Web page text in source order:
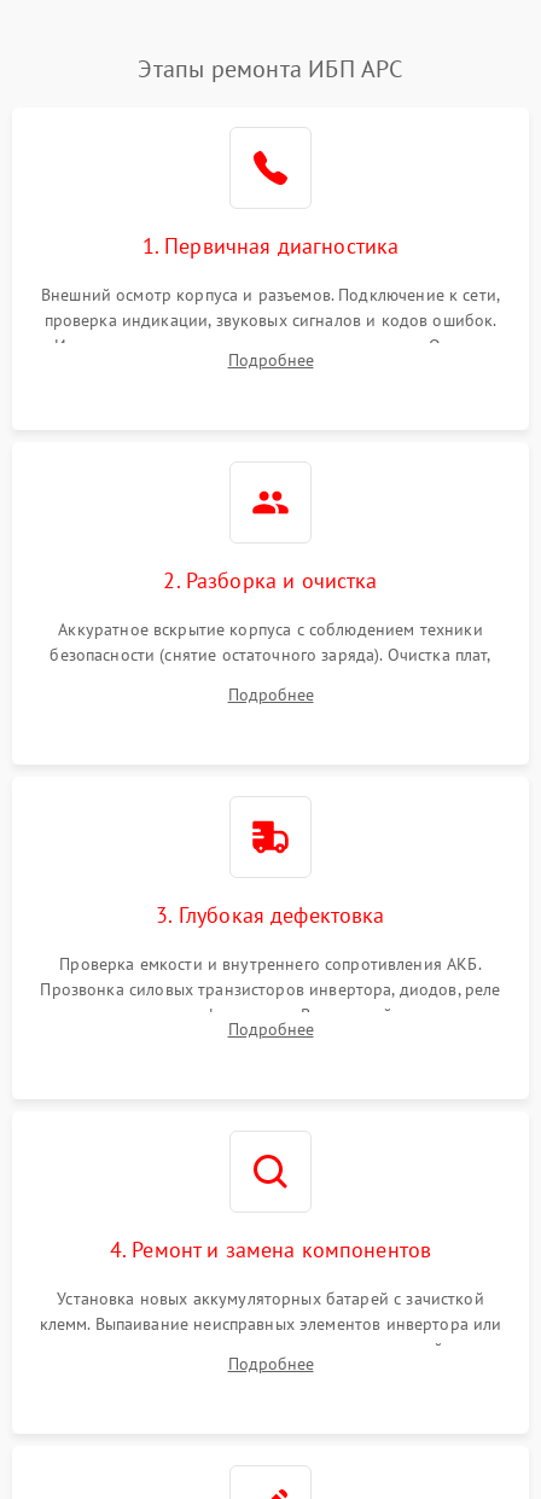
Этапы ремонта ИБП APC
1. Первичная диагностика
Внешний осмотр корпуса и разъемов. Подключение к сети,
проверка индикации, звуковых сигналов и кодов ошибок.
Измерение входного и выходного напряжения. Оценка
реакции ИБП на отключение основного питания без
Подробнее
2. Разборка и очистка
Аккуратное вскрытие корпуса с соблюдением техники
безопасности (снятие остаточного заряда). Очистка плат,
и кистей для предотвращения перегрева и замыканий.
Подробнее
3. Глубокая дефектовка
Проверка емкости и внутреннего сопротивления АКБ.
Прозвонка силовых транзисторов инвертора, диодов, реле
переключения и трансформатора. Визуальный поиск вздутых
конденсаторов и прогаров на печатной плате.
Подробнее
4. Ремонт и замена компонентов
Установка новых аккумуляторных батарей с зачисткой
клемм. Выпаивание неисправных элементов инвертора или
цепи зарядки и монтаж новых радиодеталей.
Восстановление поврежденных токоведущих дорожек и
Подробнее